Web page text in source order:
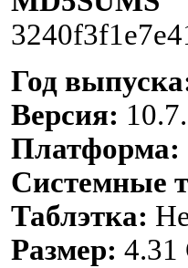
Год
Версия:
Платформа:
Системные
Таблэтка:
Размер: 4.31